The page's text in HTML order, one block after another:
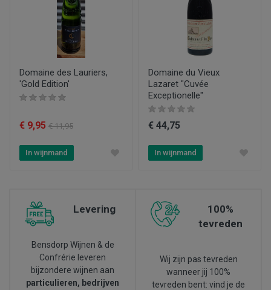
Domaine des Lauriers,
'Gold Edition'
€ 9,95 € 11,95
In wijnmand
Domaine du Vieux
Lazaret "Cuvée
Exceptionelle"
€ 44,75
In wijnmand
Levering
Bensdorp Wijnen & de
Confrérie leveren
bijzondere wijnen aan
particulieren, bedrijven
100%
tevreden
Wij zijn pas tevreden
wanneer jij 100%
tevreden bent: vind je de